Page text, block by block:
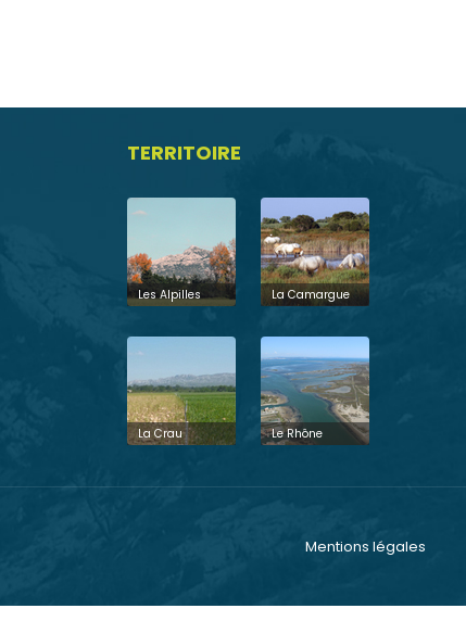
TERRITOIRE
Les Alpilles La Camargue
La Crau Le Rhône
Mentions légales